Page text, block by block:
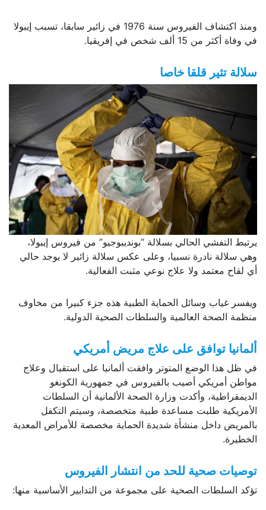
ومنذ اكتشاف الفيروس سنة 1976 في زائير سابقا، تسبب إيبولا
في وفاة أكثر من 15 ألف شخص في إفريقيا.
سلالة تثير قلقا خاصا
يرتبط التفشي الحالي بسلالة “بونديبوجيو” من فيروس إيبولا،
وهي سلالة نادرة نسبيا، وعلى عكس سلالة زائير لا يوجد حالي
أي لقاح معتمد ولا علاج نوعي مثبت الفعالية.
ويفسر غياب وسائل الحماية الطبية هذه جزء كبيرا من مخاوف
منظمة الصحة العالمية والسلطات الصحية الدولية.
ألمانيا توافق على علاج مريض أمريكي
في ظل هذا الوضع المتوتر وافقت ألمانيا على استقبال وعلاج
مواطن أمريكي أصيب بالفيروس في جمهورية الكونغو
الديمقراطية، وأكدت وزارة الصحة الألمانية أن السلطات
الأمريكية طلبت مساعدة طبية متخصصة، وسيتم التكفل
بالمريض داخل منشأة شديدة الحماية مخصصة للأمراض المعدية
الخطيرة.
توصيات صحية للحد من انتشار الفيروس
تؤكد السلطات الصحية على مجموعة من التدابير الأساسية منها: